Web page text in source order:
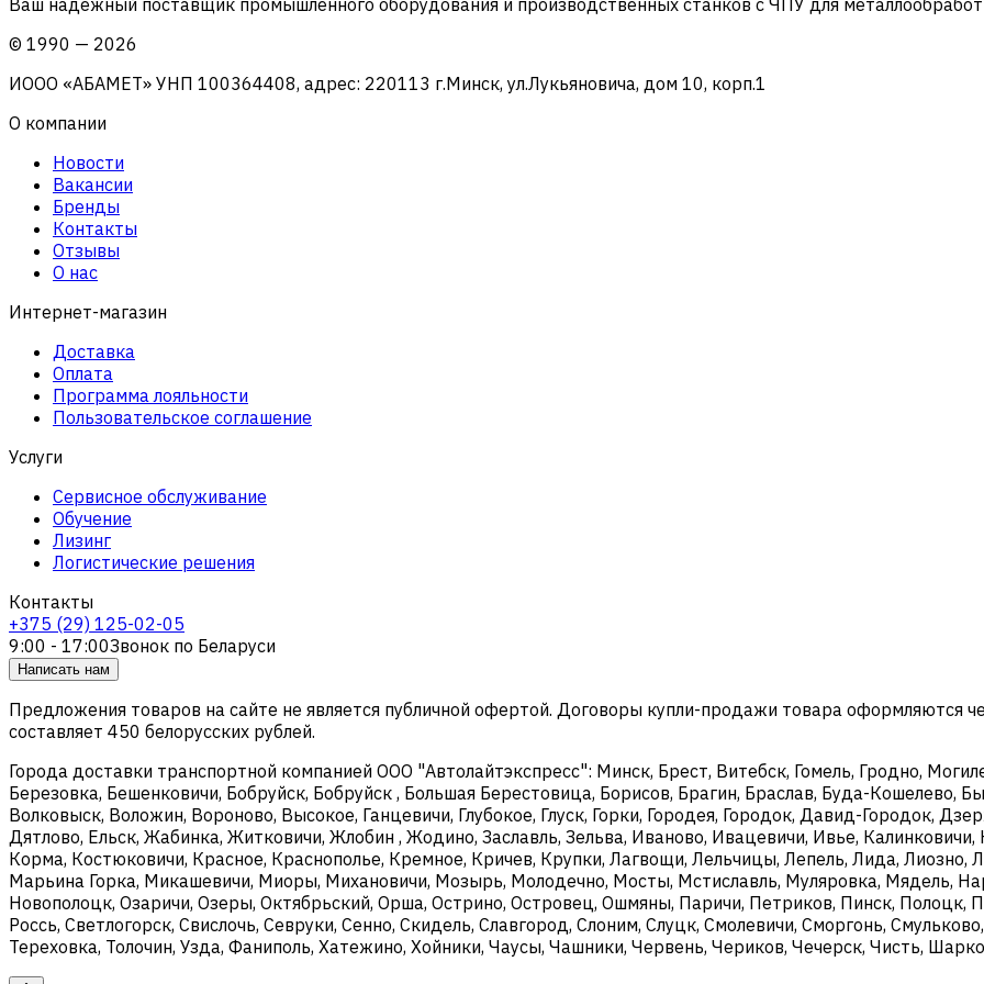
© 1990 — 2026
ИООО «АБАМЕТ» УНП 100364408, адрес: 220113 г.Минск, ул.Лукьяновича, дом 10, корп.1
О компании
Новости
Вакансии
Бренды
Контакты
Отзывы
О нас
Интернет-магазин
Доставка
Оплата
Программа лояльности
Пользовательское соглашение
Услуги
Сервисное обслуживание
Обучение
Лизинг
Логистические решения
Контакты
+375 (29) 125-02-05
9:00 - 17:00Звонок по Беларуси
Написать нам
Предложения товаров на сайте не является публичной офертой. Договоры купли-продажи товара оформляются
составляет 450 белорусских рублей.
Города доставки транспортной компанией ООО "Автолайтэкспресс": Минск, Брест, Витебск, Гомель, Гродно,
Березовка, Бешенковичи, Бобруйск, Бобруйск , Большая Берестовица, Борисов, Брагин, Браслав, Буда-Кошелево,
Волковыск, Воложин, Вороново, Высокое, Ганцевичи, Глубокое, Глуск, Горки, Городея, Городок, Давид-Городок,
Дятлово, Ельск, Жабинка, Житковичи, Жлобин , Жодино, Заславль, Зельва, Иваново, Ивацевичи, Ивье,
Корма, Костюковичи, Красное, Краснополье, Кремное, Кричев, Крупки, Лагвощи, Лельчицы, Лепель, Лида, Лиозно,
Марьина Горка, Микашевичи, Миоры, Михановичи, Мозырь, Молодечно, Мосты, Мстиславль, Муляровка, Мядель,
Новополоцк, Озаричи, Озеры, Октябрьский, Орша, Острино, Островец, Ошмяны, Паричи, Петриков, Пинск, Полоцк,
Россь, Светлогорск, Свислочь, Севруки, Сенно, Скидель, Славгород, Слоним, Слуцк, Смолевичи, Сморгонь,
Тереховка, Толочин, Узда, Фаниполь, Хатежино, Хойники, Чаусы, Чашники, Червень, Чериков, Чечерск, Чисть,